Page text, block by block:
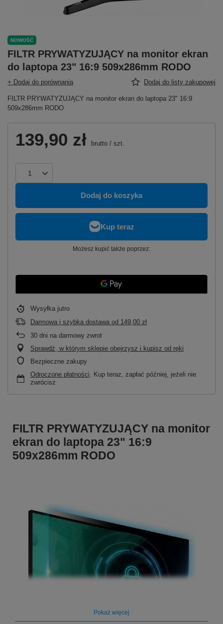
NOWOŚĆ
FILTR PRYWATYZUJĄCY na monitor ekran
do laptopa 23" 16:9 509x286mm RODO
+ Dodaj do porównania Dodaj do listy zakupowej
FILTR PRYWATYZUJĄCY na monitor ekran do laptopa 23" 16:9
509x286mm RODO
139,90 zł brutto / szt.
Dodaj do koszyka
Możesz kupić także poprzez:
Wysyłka jutro
Darmowa i szybka dostawa od 149,00 zł
30 dni na darmowy zwrot
Sprawdź, w którym sklepie obejrzysz i kupisz od ręki
Bezpieczne zakupy
Odroczone płatności . Kup teraz, zapłać później, jeżeli nie
zwrócisz
FILTR PRYWATYZUJĄCY na monitor
ekran do laptopa 23" 16:9
509x286mm RODO
Pokaż więcej